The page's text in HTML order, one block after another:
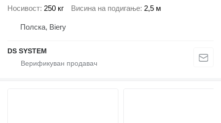
Носивост 250 кг Висина на подигање 2,5 м
Полска, Biery
DS SYSTEM